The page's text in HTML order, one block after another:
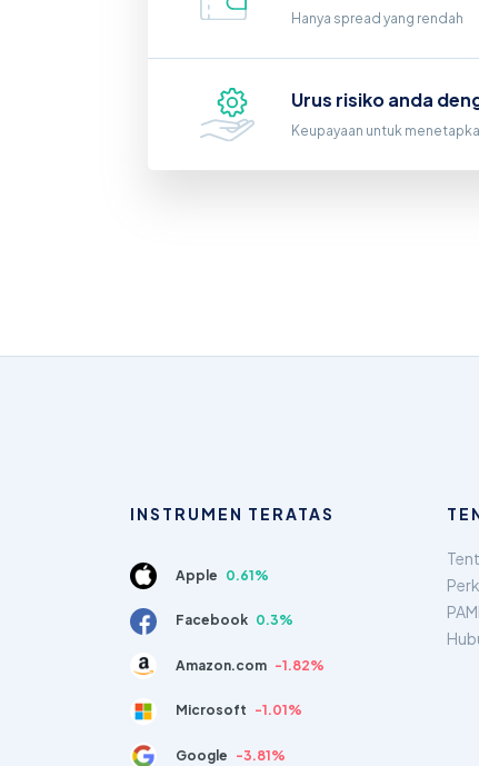
Hanya spread yang rendah
Urus risiko anda
Keupayaan untuk
INSTRUMEN TERATAS
Apple 0.61%
Facebook 0.3%
Amazon.com -1.82%
Microsoft -1.01%
Google -3.81%